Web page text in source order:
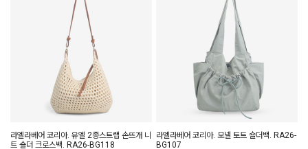
라엘라베어 코리아. 유엘 2종스트랩 손뜨개 니
트 숄더 크로스백. RA26-BG118
라엘라베어 코리아. 모넬 토트 숄더백. RA26-
BG107